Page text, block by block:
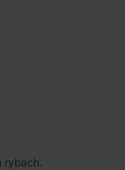
rybach.